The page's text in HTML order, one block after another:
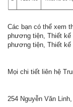
Các bạn có thể xem
phương tiện, Thiết kế
phương tiện, Thiết kế
Mọi chi tiết liên hệ
254 Nguyễn Văn